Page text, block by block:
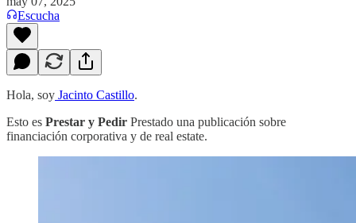
Escucha
Hola, soy Jacinto Castillo.
Esto es Prestar y Pedir Prestado una publicación sobre
financiación corporativa y de real estate.